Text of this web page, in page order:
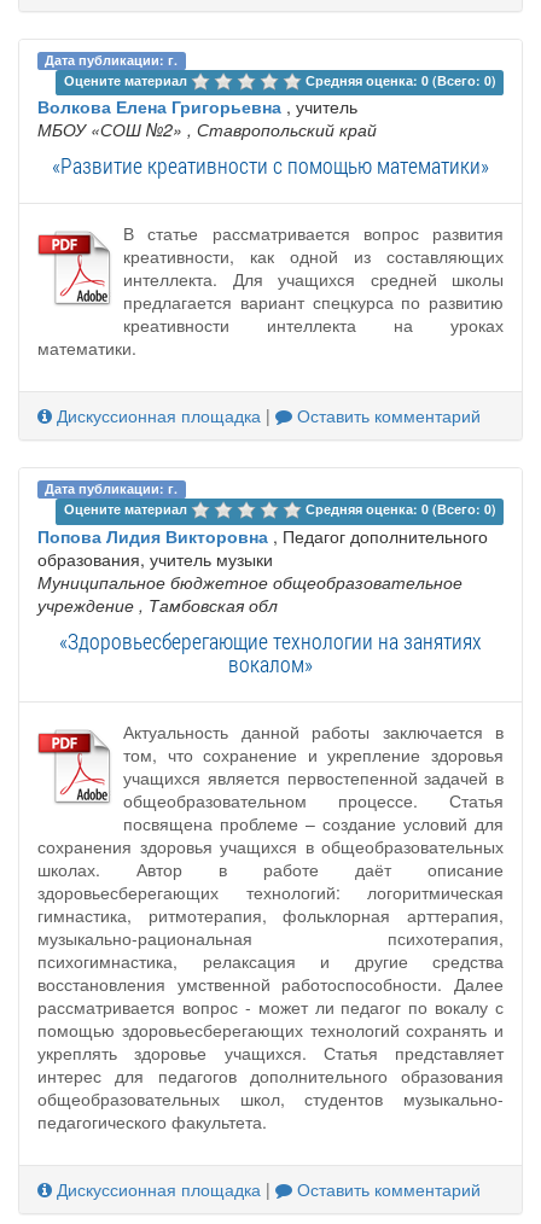
Дата публикации: г.
Оцените материал
Средняя оценка: 0 (Всего: 0)
Волкова Елена Григорьевна , учитель
МБОУ «СОШ №2» , Ставропольский край
«Развитие креативности с помощью математики»
В статье рассматривается вопрос развития
креативности, как одной из составляющих
интеллекта. Для учащихся средней школы
предлагается вариант спецкурса по развитию
креативности интеллекта на уроках
математики.
Дискуссионная площадка | Оставить комментарий
Дата публикации: г.
Оцените материал
Средняя оценка: 0 (Всего: 0)
Попова Лидия Викторовна , Педагог дополнительного
образования, учитель музыки
Муниципальное бюджетное общеобразовательное
учреждение , Тамбовская обл
«Здоровьесберегающие технологии на занятиях
вокалом»
Актуальность данной работы заключается в
том, что сохранение и укрепление здоровья
учащихся является первостепенной задачей в
общеобразовательном процессе. Статья
посвящена проблеме – создание условий для
сохранения здоровья учащихся в общеобразовательных
школах. Автор в работе даёт описание
здоровьесберегающих технологий: логоритмическая
гимнастика, ритмотерапия, фольклорная арттерапия,
музыкально-рациональная психотерапия,
психогимнастика, релаксация и другие средства
восстановления умственной работоспособности. Далее
рассматривается вопрос - может ли педагог по вокалу с
помощью здоровьесберегающих технологий сохранять и
укреплять здоровье учащихся. Статья представляет
интерес для педагогов дополнительного образования
общеобразовательных школ, студентов музыкально-
педагогического факультета.
Дискуссионная площадка | Оставить комментарий